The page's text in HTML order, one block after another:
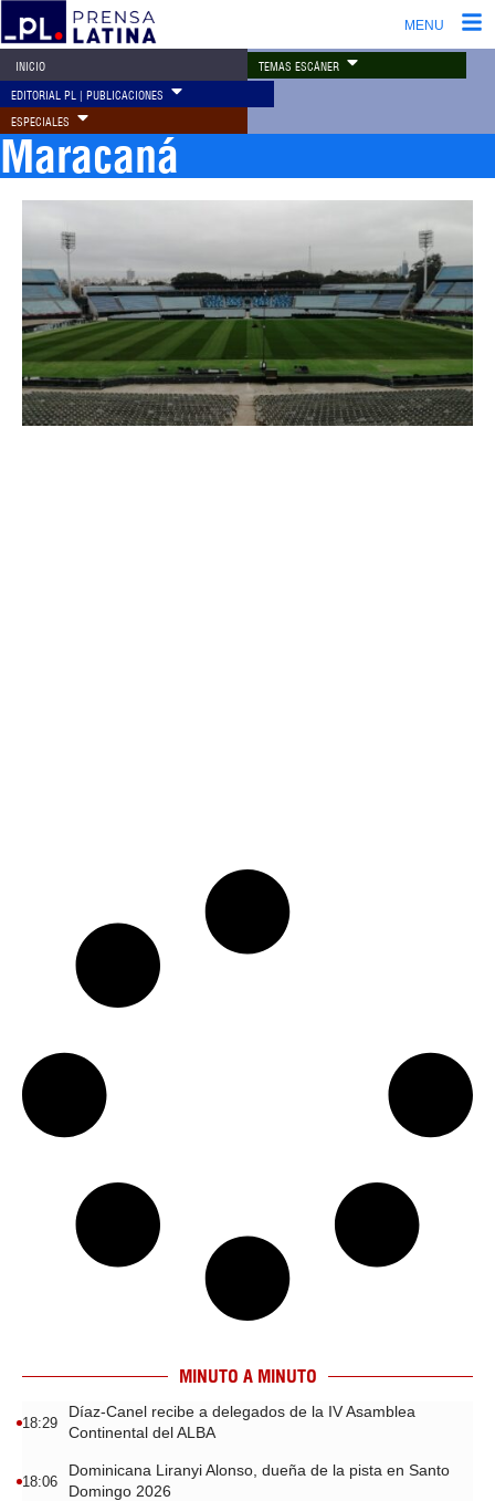
MENU
INICIO TEMAS ESCÁNER
EDITORIAL PL | PUBLICACIONES
ESPECIALES
Maracaná
MINUTO A MINUTO
18:29
Díaz-Canel recibe a delegados de la IV Asamblea
Continental del ALBA
18:06
Dominicana Liranyi Alonso, dueña de la pista en Santo
Domingo 2026